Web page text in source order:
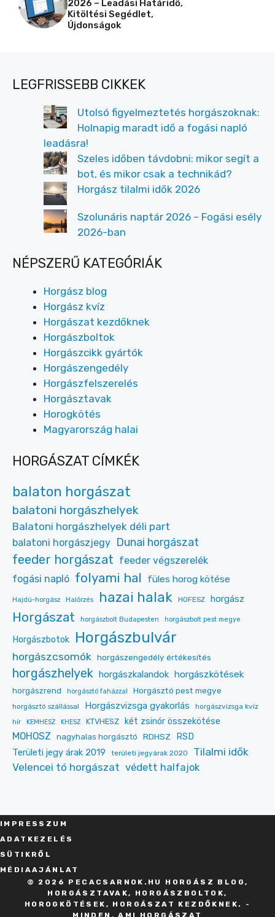
2026 – Leadási Határidő,
Kitöltési Segédlet,
Újdonságok
LEGFRISSEBB CIKKEK
Utolsó figyelmeztetés horgászoknak:
Holnapig maradt idő a fogási napló
leadásra!
Szeles időben távdobni: mikor segít a
bot, és mikor csak a technikád?
Horgász tilalmi idők 2026
Szolunáris naptár 2026 – Fogási esély
2026-ban
NÉPSZERŰ KATEGÓRIÁK
Horgász blog
Horgász kvíz
Horgászat kezdőknek
Horgászboltok
Horgászcikk gyártók
Horgászengedély
Horgászfelszerelés
Horgásztavak
Horogkötés
Magyarország halai
HORGÁSZAT CÍMKÉK
balaton horgászat
balatoni horgászhelyek
Balatoni horgászhelyek déli part
balatoni horgászjegy Dunai horgászat
feeder horgászat feeder végszerelék
fogási napló folyami hal füles horog kötése
Hajdú-horgász Halőrzés hazai halak HOFESZ horgász
Horgászat horgászbolt Budapesten horgászbolt pest megye
Horgászbotok Horgászbulvár
horgászcsomók horgászengedély értékesítés
horgászhelyek horgászkalandok horgászkötések
horgászrend horgásztó faházzal Horgásztó pest megye
horgásztó szállással Horgászvizsga gyakorlás
horgászvizsga kvíz
hír
KEMHESZ KHESZ KTVHESZ két zsinór összekötése
MOHOSZ nagyhalas horgásztó RDHSZ RSD
Területi jegy árak 2019 területi jegyárak 2020
Tilalmi idők
Velencei tó horgászat védett halfajok
IMPRESSZU M
ADATKEZELÉS
SÜT IKRŐL
MÉDIAAJÁNLAT
© 2026 PECACSARNOK.HU HORGÁSZ BLOG,
HORGÁSZTAVAK, HORGÁSZBOLTOK,
HOROGKÖTÉSEK, HORGÁSZAT KEZDŐKNEK. -